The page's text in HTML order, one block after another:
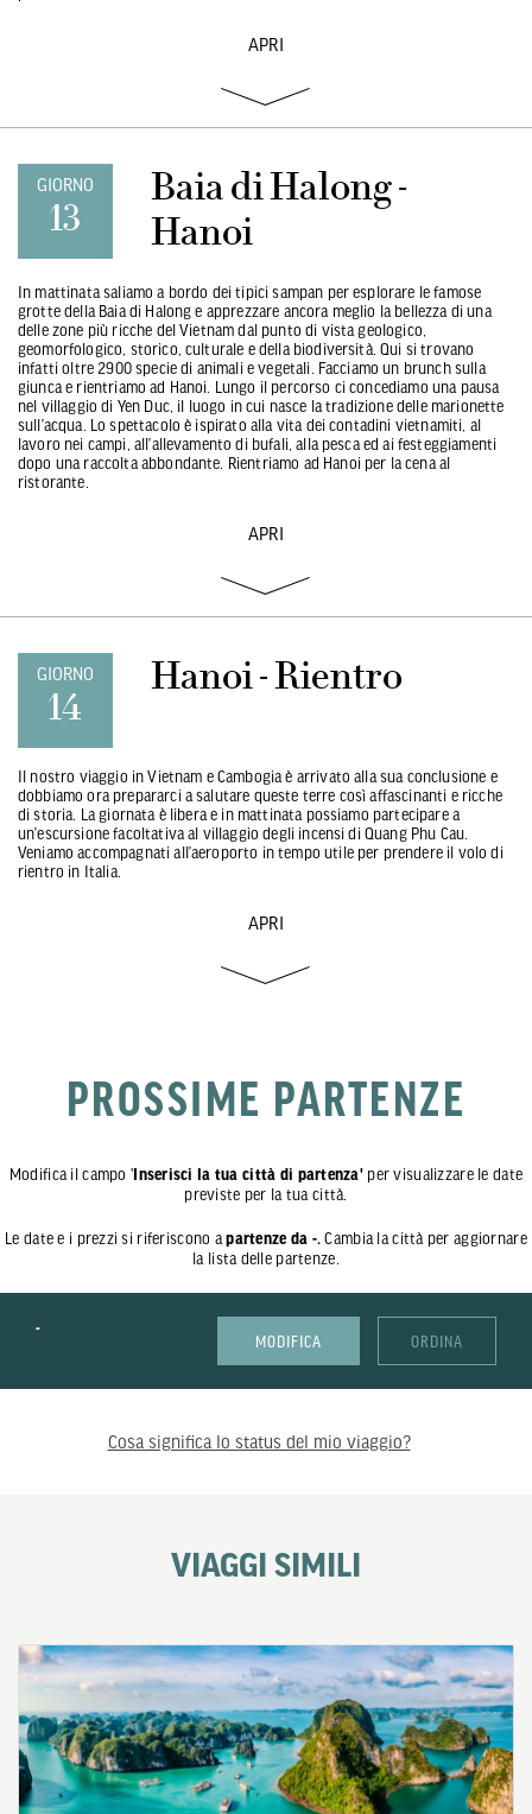
APRI
GIORNO
13
Baia di Halong -
Hanoi
In mattinata saliamo a bordo dei tipici sampan per esplorare le famose
grotte della Baia di Halong e apprezzare ancora meglio la bellezza di una
delle zone più ricche del Vietnam dal punto di vista geologico,
geomorfologico, storico, culturale e della biodiversità. Qui si trovano
infatti oltre 2900 specie di animali e vegetali. Facciamo un brunch sulla
giunca e rientriamo ad Hanoi. Lungo il percorso ci concediamo una pausa
nel villaggio di Yen Duc, il luogo in cui nasce la tradizione delle marionette
sull’acqua. Lo spettacolo è ispirato alla vita dei contadini vietnamiti, al
lavoro nei campi, all’allevamento di bufali, alla pesca ed ai festeggiamenti
dopo una raccolta abbondante. Rientriamo ad Hanoi per la cena al
ristorante.
APRI
GIORNO
14
Hanoi - Rientro
Il nostro viaggio in Vietnam e Cambogia è arrivato alla sua conclusione e
dobbiamo ora prepararci a salutare queste terre così affascinanti e ricche
di storia. La giornata è libera e in mattinata possiamo partecipare a
un’escursione facoltativa al villaggio degli incensi di Quang Phu Cau.
Veniamo accompagnati all’aeroporto in tempo utile per prendere il volo di
rientro in Italia.
APRI
PROSSIME PARTENZE
Modifica il campo ' Inserisci la tua città di partenza' per visualizzare le date
previste per la tua città.
Le date e i prezzi si riferiscono apartenze da -. Cambia la città per aggiornare
la lista delle partenze.
-
MODIFICA ORDINA
Cosa significa lo status del mio viaggio?
VIAGGI SIMILI